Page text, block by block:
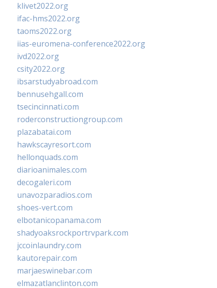
klivet2022.org
ifac-hms2022.org
taoms2022.org
iias-euromena-conference2022.org
ivd2022.org
csity2022.org
ibsarstudyabroad.com
bennusehgall.com
tsecincinnati.com
roderconstructiongroup.com
plazabatai.com
hawkscayresort.com
hellonquads.com
diarioanimales.com
decogaleri.com
unavozparadios.com
shoes-vert.com
elbotanicopanama.com
shadyoaksrockportrvpark.com
jccoinlaundry.com
kautorepair.com
marjaeswinebar.com
elmazatlanclinton.com